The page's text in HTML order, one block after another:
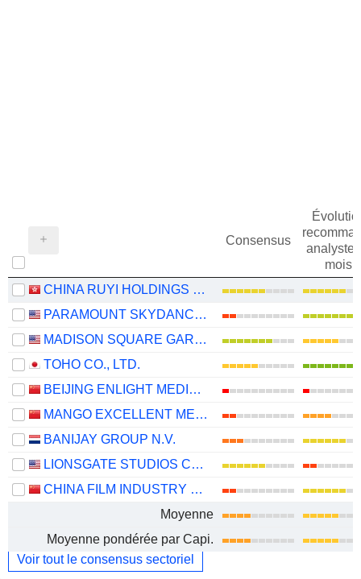
Consensus
mois
CHINA RUYI HOLDINGS LIMITED
PARAMOUNT SKYDANCE CORPORATION
MADISON SQUARE GARDEN SPORTS CORP.
TOHO CO., LTD.
BEIJING ENLIGHT MEDIA CO., LTD
MANGO EXCELLENT MEDIA CO., LTD.
BANIJAY GROUP N.V.
LIONSGATE STUDIOS CORP.
CHINA FILM INDUSTRY GROUP CO., LTD.
Moyenne
Moyenne pondérée par Capi.
Voir tout le consensus sectoriel